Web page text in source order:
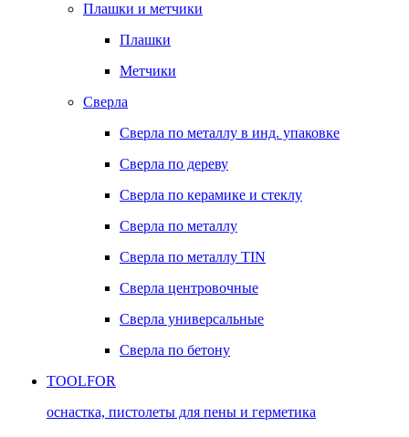
Плашки и метчики
Плашки
Метчики
Сверла
Сверла по металлу в инд. упаковке
Сверла по дереву
Сверла по керамике и стеклу
Сверла по металлу
Сверла по металлу TIN
Сверла центровочные
Сверла универсальные
Сверла по бетону
TOOLFOR
оснастка, пистолеты для пены и герметика